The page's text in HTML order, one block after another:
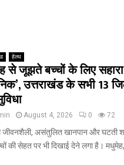
हेल्थ
से जूझते बच्चों के लिए सहारा
उत्तराखंड के सभी 13
August 4, 2026 0 72
जीवनशैली, असंतुलित खानपान और घटती
की सेहत पर भी दिखाई देने लगा है।